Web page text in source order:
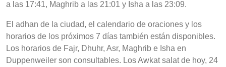
a las 17:41, Maghrib a las 21:01 y Isha a las 23:09.
El adhan de la ciudad, el calendario de oraciones y los
horarios de los próximos 7 días también están disponibles.
Los horarios de Fajr, Dhuhr, Asr, Maghrib e Isha en
Duppenweiler son consultables. Los Awkat salat de hoy, 24